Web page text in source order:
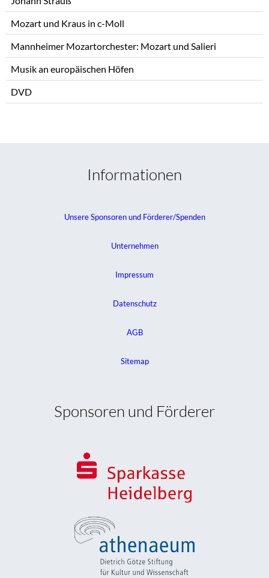
Mozart und Kraus in c-Moll
Mannheimer Mozartorchester: Mozart und Salieri
Musik an europäischen Höfen
DVD
Informationen
Unsere Sponsoren und Förderer/Spenden
Unternehmen
Impressum
Datenschutz
AGB
Sitemap
Sponsoren und Förderer